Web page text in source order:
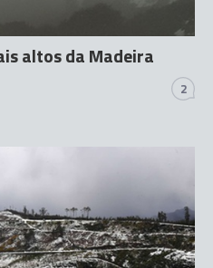
altos da Madeira
2